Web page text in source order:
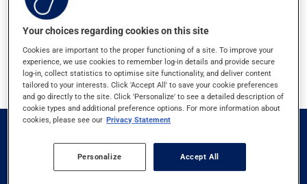
RÉSULTATS POUR LA LETTRE #
Prescriptions
Your choices regarding cookies on this site
Cookies are important to the proper functioning of a site. To improve your
experience, we use cookies to remember log-in details and provide secure
log-in, collect statistics to optimise site functionality, and deliver content
tailored to your interests. Click 'Accept All' to save your cookie preferences
and go directly to the site. Click 'Personalize' to see a detailed description of
cookie types and additional preference options. For more information about
cookies, please see our Privacy Statement
Personalize Accept All